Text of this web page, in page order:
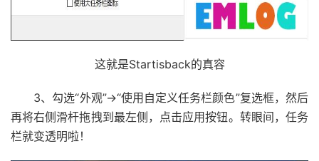
这就是Startisback的真容
3、勾选“外观”→“使用自定义任务栏颜色”复选框，然后
再将右侧滑杆拖拽到最左侧，点击应用按钮。转眼间，任务
栏就变透明啦！